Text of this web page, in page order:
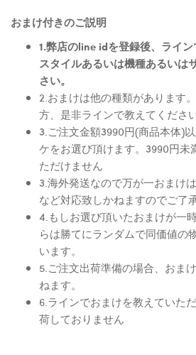
おまけ付きのご説明
1.弊店のline idを登録後、ライ
スタイルあるいは機種あるいは
さい。
2.おまけは他の種類があります
方、是非ラインで教えてください
3.ご注文金額3990円(商品本体)
ケをお選び頂けます。3990円未
ただけません
3.海外発送なので万が一おまけ
など対応致しかねますのでご了
4.もしお選び頂いたおまけが一
らは勝てにランダムで同価値の
います。
5.ご注文出荷準備の場合、おま
ねます。
6.ラインでおまけを教えていた
荷しておりません